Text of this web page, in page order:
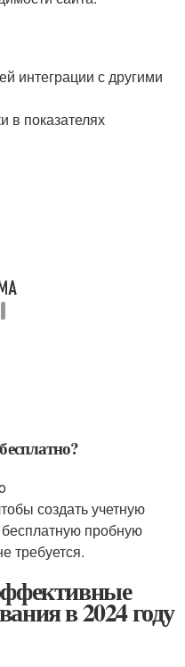
интеграции с другими
в показателях
создать учетную
пробную
требуется.
в 2024 году